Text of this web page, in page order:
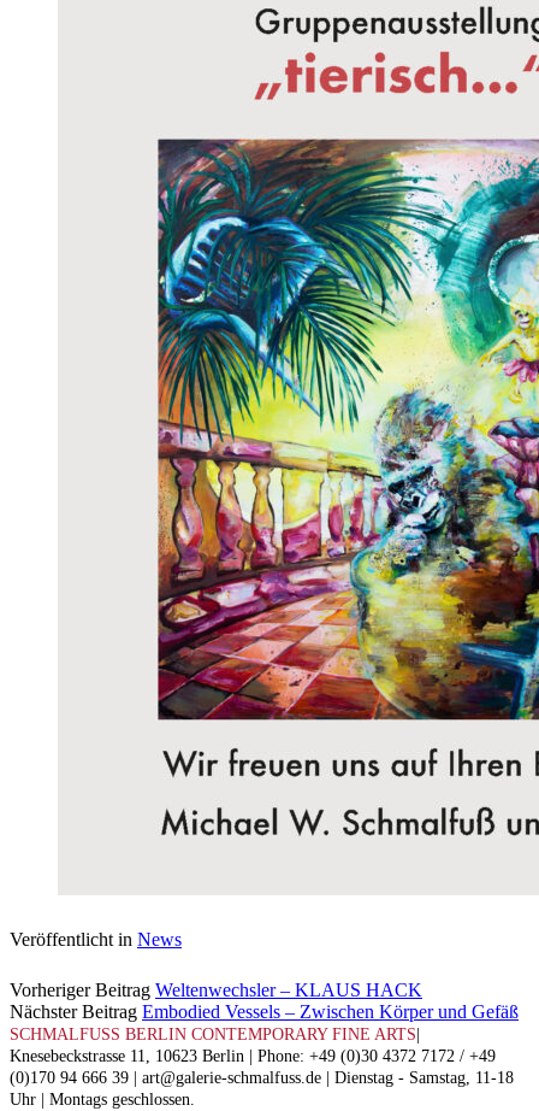
Veröffentlicht in News
Vorheriger Beitrag Weltenwechsler – KLAUS HACK
Nächster Beitrag Embodied Vessels – Zwischen Körper und Gefäß
SCHMALFUSS BERLIN CONTEMPORARY FINE ARTS
Knesebeckstrasse 11, 10623 Berlin | Phone: +49 (0)30 4372 7172 / +49
(0)170 94 666 39 | art@galerie-schmalfuss.de | Dienstag - Samstag, 11-18
Uhr | Montags geschlossen.